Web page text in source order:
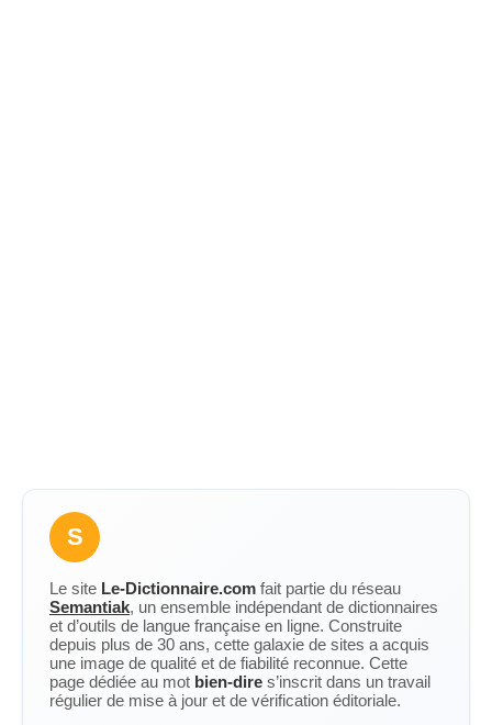
S
Le site Le-Dictionnaire.com fait partie du réseau
Semantiak, un ensemble indépendant de dictionnaires
et d’outils de langue française en ligne. Construite
depuis plus de 30 ans, cette galaxie de sites a acquis
une image de qualité et de fiabilité reconnue. Cette
page dédiée au mot bien-dire s’inscrit dans un travail
régulier de mise à jour et de vérification éditoriale.